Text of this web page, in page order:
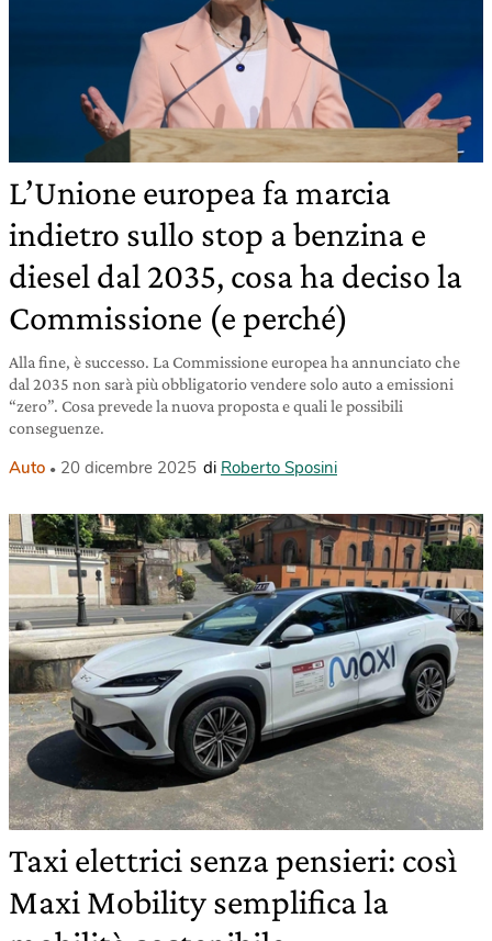
L’Unione europea fa marcia
indietro sullo stop a benzina e
diesel dal 2035, cosa ha deciso la
Commissione (e perché)
Alla fine, è successo. La Commissione europea ha annunciato che
dal 2035 non sarà più obbligatorio vendere solo auto a emissioni
“zero”. Cosa prevede la nuova proposta e quali le possibili
conseguenze.
Auto 20 dicembre 2025 di Roberto Sposini
Taxi elettrici senza pensieri: così
Maxi Mobility semplifica la